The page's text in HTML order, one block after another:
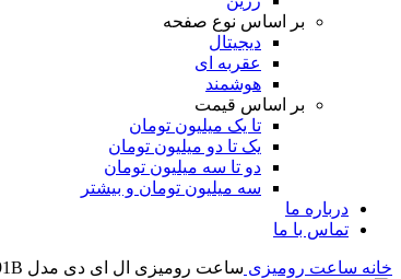
بر اساس نوع صفحه
دیجیتال
عقربه ای
هوشمند
بر اساس قیمت
تا یک میلیون تومان
یک تا دو میلیون تومان
دو تا سه میلیون تومان
سه میلیون تومان و بیشتر
درباره ما
تماس با ما
خانه ساعت رومیزی ساعت رومیزی ال ای دی مدل LED CLOCK PT-6791B